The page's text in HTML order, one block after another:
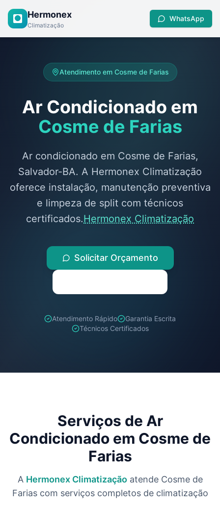
Hermonex
Climatização
WhatsApp
Atendimento em Cosme de Farias
Ar Condicionado em
Cosme de Farias
Ar condicionado em Cosme de Farias,
Salvador-BA. A Hermonex Climatização
oferece instalação, manutenção preventiva
e limpeza de split com técnicos
certificados.Hermonex Climatização
Solicitar Orçamento
Atendimento Rápido
Garantia Escrita
Técnicos Certificados
Serviços de Ar
Condicionado em Cosme de
Farias
A Hermonex Climatizaçãoatende Cosme de
Fariascom serviços completos de climatização